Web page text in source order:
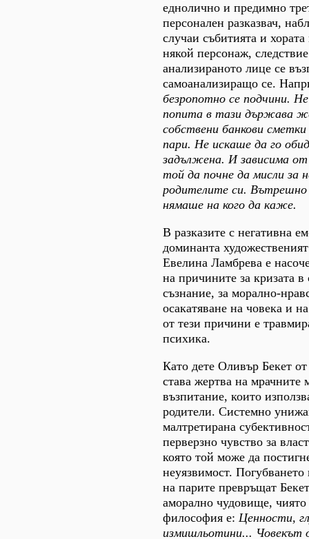
еднолично и предимно
персонален разказвач,
случаи събитията и
някой персонаж,
анализираното лице се
самоанализиращо се.
безропотно се подчини.
попита в тази държава
собствени банкови
пари. Не искаше да го
задължена. И зависима
той да почне да мисли за
родителите си.
нямаше на кого да каже.
В разказите с негативна
доминанта
Евелина Ламбрева е
на причините за кризата в
съзнание, за морално-
осакатяване на човека и
от тези причини е
психика.
Като дете Оливър Бекет от
става жертва на мрачните
възпитание, които
родители. Системно
малтретирана
перверзно чувство за
която той може да
неуязвимост.
на парите превръщат
аморално чудовище,
философия е: Ценности,
измишльотини... Човекът